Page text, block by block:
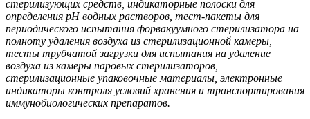
стерилизующих средств, индикаторные полоски для
определения рН водных растворов, тест-пакеты для
периодического испытания форвакуумного стерилизатора на
полноту удаления воздуха из стерилизационной камеры,
тесты трубчатой загрузки для испытания на удаление
воздуха из камеры паровых стерилизаторов,
стерилизационные упаковочные материалы, электронные
индикаторы контроля условий хранения и транспортирования
иммунобиологических препаратов.